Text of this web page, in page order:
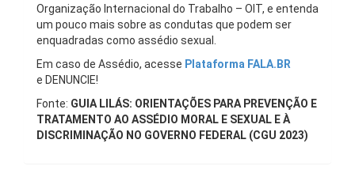
Organização Internacional do Trabalho – OIT, e entenda
um pouco mais sobre as condutas que podem ser
enquadradas como assédio sexual.
Em caso de Assédio, acesse Plataforma FALA.BR
e DENUNCIE!
Fonte: GUIA LILÁS: ORIENTAÇÕES PARA PREVENÇÃO E
TRATAMENTO AO ASSÉDIO MORAL E SEXUAL E À
DISCRIMINAÇÃO NO GOVERNO FEDERAL (CGU 2023)